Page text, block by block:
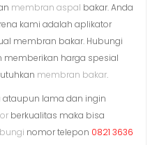
membran aspal bakar. Anda
kami adalah aplikator
membran bakar. Hubungi
memberikan harga spesial
membran bakar.
ataupun lama dan ingin
berkualitas maka bisa
nomor telepon 0821 3636